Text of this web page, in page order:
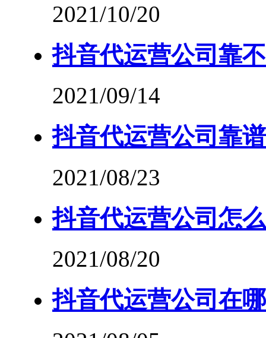
2021/10/20
抖音代运营公司靠
2021/09/14
抖音代运营公司靠
2021/08/23
抖音代运营公司怎
2021/08/20
抖音代运营公司在